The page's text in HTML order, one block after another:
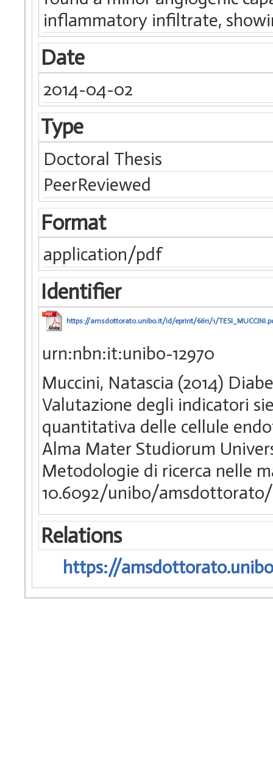
inflammatory infiltrate,
Date
2014-04-02
Type
Doctoral Thesis
PeerReviewed
Format
application/pdf
Identifier
https://amsdottorato.unibo.it/id/eprint/6611/1/
urn:nbn:it:unibo-12970
Muccini, Natascia (2014)
Valutazione degli indicatori
quantitativa delle cellule
Alma Mater Studiorum
Metodologie di ricerca nelle
10.6092/unibo/amsdottorato/
Relations
https://